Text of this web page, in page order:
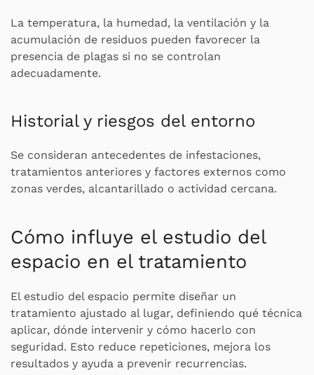
La temperatura, la humedad, la ventilación y la
acumulación de residuos pueden favorecer la
presencia de plagas si no se controlan
adecuadamente.
Historial y riesgos del entorno
Se consideran antecedentes de infestaciones,
tratamientos anteriores y factores externos como
zonas verdes, alcantarillado o actividad cercana.
Cómo influye el estudio del
espacio en el tratamiento
El estudio del espacio permite diseñar un
tratamiento ajustado al lugar, definiendo qué técnica
aplicar, dónde intervenir y cómo hacerlo con
seguridad. Esto reduce repeticiones, mejora los
resultados y ayuda a prevenir recurrencias.